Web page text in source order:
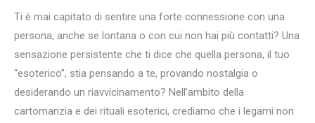
Ti è mai capitato di sentire una forte connessione con una
persona, anche se lontana o con cui non hai più contatti? Una
sensazione persistente che ti dice che quella persona, il tuo
“esoterico”, stia pensando a te, provando nostalgia o
desiderando un riavvicinamento? Nell’ambito della
cartomanzia e dei rituali esoterici, crediamo che i legami non